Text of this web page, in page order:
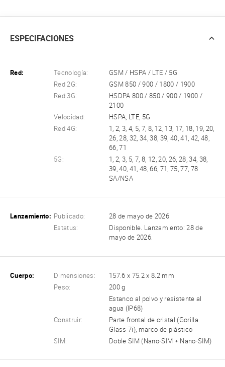
ESPECIFACIONES
Red: Tecnología:
GSM / HSPA / LTE / 5G
Red 2G:
GSM 850 / 900 / 1800 / 1900
Red 3G:
HSDPA 800 / 850 / 900 / 1900 /
2100
Velocidad:
HSPA, LTE, 5G
Red 4G:
1, 2, 3, 4, 5, 7, 8, 12, 13, 17, 18, 19, 20,
26, 28, 32, 34, 38, 39, 40, 41, 42, 48,
66, 71
5G:
1, 2, 3, 5, 7, 8, 12, 20, 26, 28, 34, 38,
39, 40, 41, 48, 66, 71, 75, 77, 78
SA/NSA
Lanzamiento: Publicado:
28 de mayo de 2026
Estatus:
Disponible. Lanzamiento: 28 de
mayo de 2026.
Cuerpo: Dimensiones:
157.6 x 75.2 x 8.2 mm
Peso:
200 g
Estanco al polvo y resistente al
agua (IP68)
Construir:
Parte frontal de cristal (Gorilla
Glass 7i), marco de plástico
SIM:
Doble SIM (Nano-SIM + Nano-SIM)